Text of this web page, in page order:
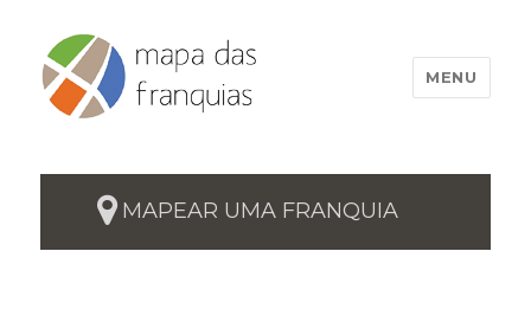
MENU
MAPEAR UMA FRANQUIA